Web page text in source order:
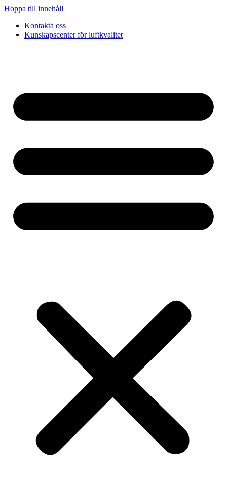
Hoppa till innehåll
Kontakta oss
Kunskapscenter för luftkvalitet